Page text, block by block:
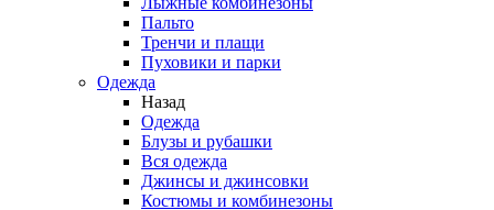
Пальто
Тренчи и плащи
Пуховики и парки
Одежда
Назад
Одежда
Блузы и рубашки
Вся одежда
Джинсы и джинсовки
Костюмы и комбинезоны